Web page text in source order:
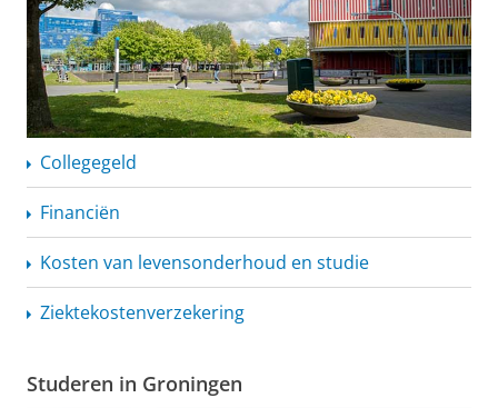
Collegegeld
Financiën
Kosten van levensonderhoud en studie
Ziektekostenverzekering
Studeren in Groningen